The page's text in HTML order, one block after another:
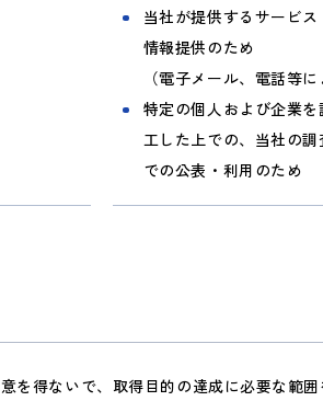
当社が提供するサービ
情報提供のため
（電子メール、電話等
特定の個人および企業
工した上での、当社の
での公表・利用のため
を得ないで、取得目的の達成に必要な範